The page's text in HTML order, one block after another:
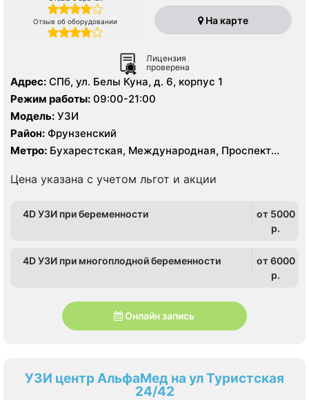
Отзыв об оборудовании На карте
Лицензия
проверена
Адрес: СПб, ул. Белы Куна, д. 6, корпус 1
Режим работы: 09:00-21:00
Модель: УЗИ
Район: Фрунзенский
Метро: Бухарестская, Международная, Проспект
Цена указана с учетом льгот и акции
4D УЗИ при беременности
от 5000
p.
4D УЗИ при многоплодной беременности
от 6000
p.
Онлайн запись
УЗИ центр АльфаМед на ул Туристcкая
24/42